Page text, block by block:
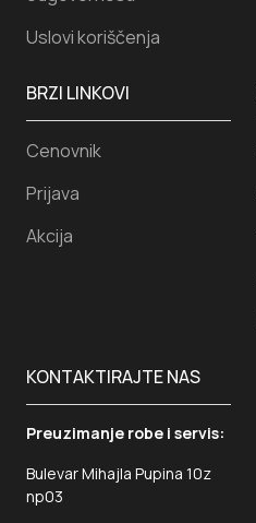
Uslovi koriščenja
KONTAKTIRAJTE NAS
Preuzimanje robe i servis:
Bulevar Mihajla Pupina 10z
np03
BRZI LINKOVI
Cenovnik
Prijava
Akcija